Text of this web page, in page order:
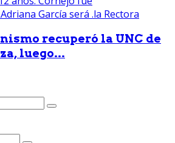
recuperó la UNC de
luego...